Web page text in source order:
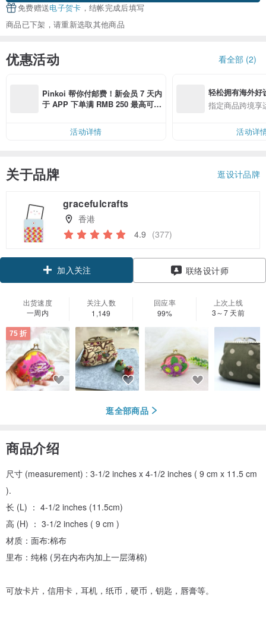
免费赠送电子贺卡 ，结帐完成后填写
商品已下架，请重新选取其他商品
优惠活动 看全部 (2)
Pinkoi 帮你付邮费！新会员 7 天内
于 APP 下单满 RMB 250 最高可折
活动详情
轻松拥有海外好
指定商品跨境享
活动详
关于品牌 逛设计品牌
gracefulcrafts
香港
4.9 (377)
加入关注 联络设计师
出货速度
一周内
关注人数
1,149
回应率
99%
上次上线
3～7 天前
75 折
逛全部商品
商品介绍
尺寸 (measurement) : 3-1/2 inches x 4-1/2 inches ( 9 cm x 11.5 cm
).
长 (L) ： 4-1/2 inches (11.5cm)
高 (H) ： 3-1/2 inches ( 9 cm )
材质：面布:棉布
里布：纯棉 (另在内布内加上一层薄棉)
可放卡片，信用卡，耳机，纸币，硬币，钥匙，唇膏等。